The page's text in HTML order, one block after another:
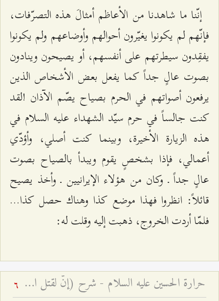
إنّنا ما شاهدنا من الأعاظم أمثالَ هذه التصرّفات،
فإنّهم لم يكونوا يغيّرون أحوالهم وأوضاعهم ولم يكونوا
يفقِدون سيطرتهم على أنفسهم، أو يصيحون وينادون
بصوت عالٍ جداً كما يفعل بعض الأشخاص الذين
يرفعون أصواتهم في الحرم بصياح يصّم الآذان !لقد
كنت جالساً في حرم سيّد الشهداء عليه السلام في
هذه الزيارة الأخيرة، وبينما كنت أصلي، وأؤدّي
أعمالي، فإذا بشخصٍ يقوم ويبدأ بالصياح بصوت
عالٍ جداً ـ وكان من هؤلاء الإيرانيين ـ وأخذ يصيح
قائلاً: انظروا فهذا موضع كذا وهناك حصل كذا...
فلمّا أردت الخروج، ذهبت إليه وقلت له:
حرارة الحسين عليه السلام - شرح (إنّ لقتل الحسين حرارة في قلوب المؤمنين لا تبرد أبدًا) 6